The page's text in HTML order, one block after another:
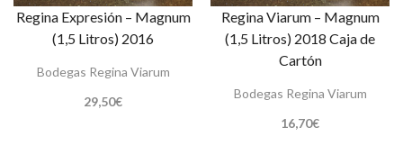
Regina Expresión – Magnum
(1,5 Litros) 2016
Bodegas Regina Viarum
29,50€
Regina Viarum – Magnum
(1,5 Litros) 2018 Caja de
Cartón
Bodegas Regina Viarum
16,70€